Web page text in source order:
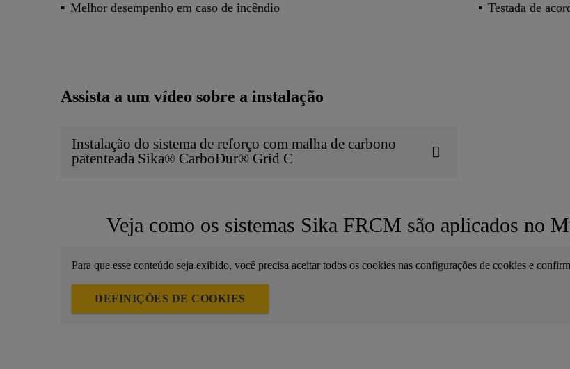
Melhor desempenho em caso de incêndio
Testada de
Assista a um vídeo sobre a instalação
Instalação do sistema de reforço com malha de carbono
patenteada Sika® CarboDur® Grid C
Veja como os sistemas Sika FRCM são aplicados no
Para que esse conteúdo seja exibido, você precisa aceitar todos os cookies nas configurações de cookies e
DEFINIÇÕES DE COOKIES